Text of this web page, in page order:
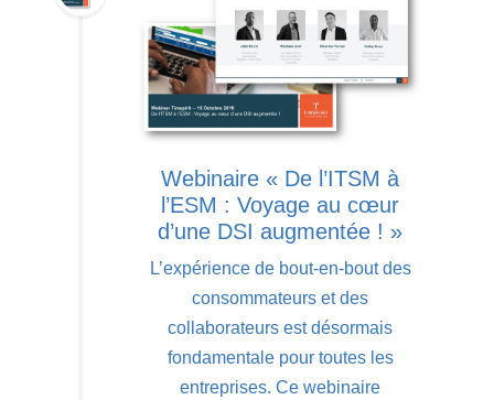
Webinaire « De l’ITSM à
l’ESM : Voyage au cœur
d’une DSI augmentée ! »
L’expérience de bout-en-bout des
consommateurs et des
collaborateurs est désormais
fondamentale pour toutes les
entreprises. Ce webinaire